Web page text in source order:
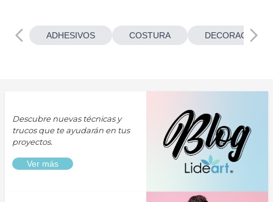
ADHESIVOS COSTURA
Descubre nuevas técnicas y
trucos que te ayudarán en tus
proyectos.
Ver más